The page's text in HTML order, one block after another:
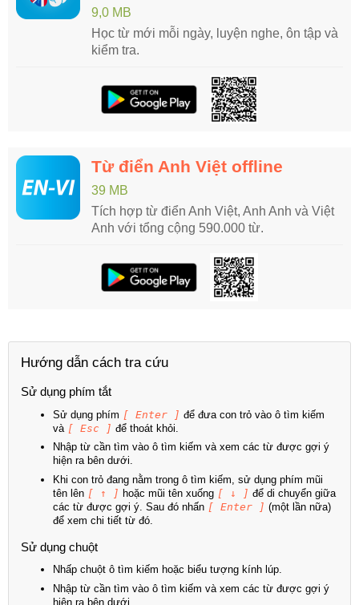
9,0 MB
Học từ mới mỗi ngày, luyện nghe, ôn tập và
kiểm tra.
Từ điển Anh Việt offline
39 MB
Tích hợp từ điển Anh Việt, Anh Anh và Việt
Anh với tổng cộng 590.000 từ.
Hướng dẫn cách tra cứu
Sử dụng phím tắt
Sử dụng phím [ Enter ] để đưa con trỏ vào ô tìm kiếm
và [ Esc ] để thoát khỏi.
Nhập từ cần tìm vào ô tìm kiếm và xem các từ được gợi ý
hiện ra bên dưới.
Khi con trỏ đang nằm trong ô tìm kiếm, sử dụng phím mũi
tên lên [ ↑ ] hoặc mũi tên xuống [ ↓ ] để di chuyển giữa
các từ được gợi ý. Sau đó nhấn [ Enter ] (một lần nữa)
để xem chi tiết từ đó.
Sử dụng chuột
Nhấp chuột ô tìm kiếm hoặc biểu tượng kính lúp.
Nhập từ cần tìm vào ô tìm kiếm và xem các từ được gợi ý
hiện ra bên dưới.